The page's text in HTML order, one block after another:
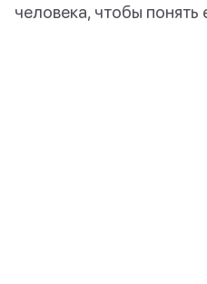
человека, чтобы понять